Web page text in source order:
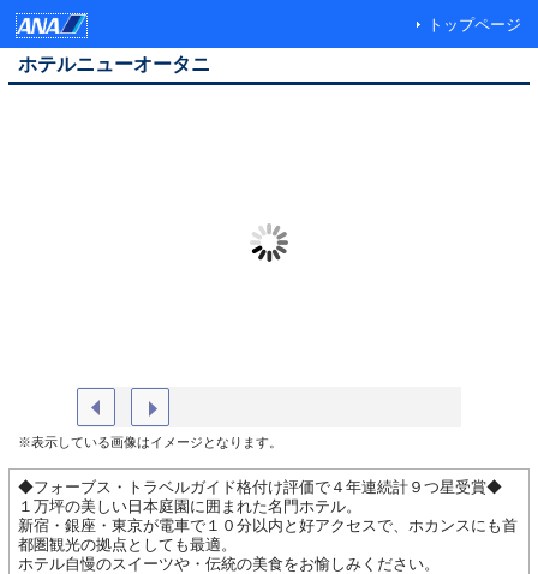
トップページ
ホテルニューオータニ
※表示している画像はイメージとなります。
◆フォーブス・トラベルガイド格付け評価で４年連続計９つ星受賞◆
１万坪の美しい日本庭園に囲まれた名門ホテル。
新宿・銀座・東京が電車で１０分以内と好アクセスで、ホカンスにも首
都圏観光の拠点としても最適。
ホテル自慢のスイーツや・伝統の美食をお愉しみください。